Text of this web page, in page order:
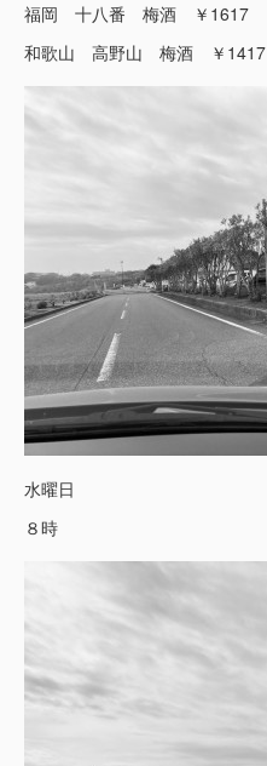
福岡 十八番 梅酒 ￥1617
和歌山 高野山 梅酒 ￥1417
水曜日
８時